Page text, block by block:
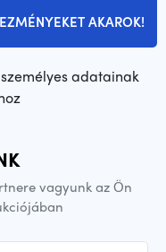
AKAROK!
adatainak
vagyunk az Ön